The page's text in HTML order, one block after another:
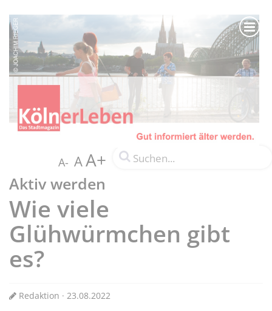
A- AA+
Aktiv werden
Wie viele
Glühwürmchen gibt
es?
Redaktion · 23.08.2022